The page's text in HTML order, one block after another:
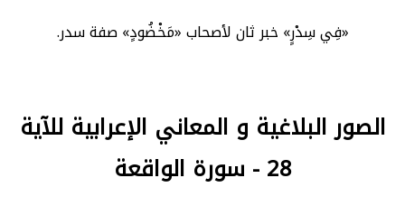
«فِي سِدْرٍ» خبر ثان لأصحاب «مَخْضُودٍ» صفة سدر.
الصور البلاغية و المعاني الإعرابية للآية
28 - سورة الواقعة